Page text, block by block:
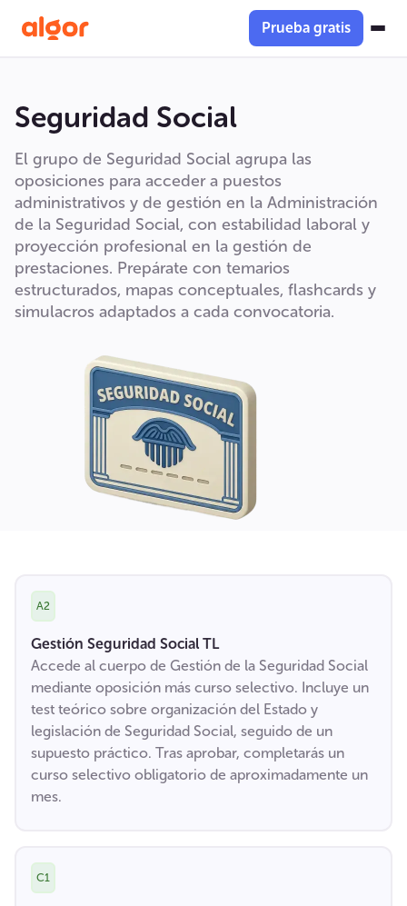
Prueba gratis
Seguridad Social
El grupo de Seguridad Social agrupa las
oposiciones para acceder a puestos
administrativos y de gestión en la Administración
de la Seguridad Social, con estabilidad laboral y
proyección profesional en la gestión de
prestaciones. Prepárate con temarios
estructurados, mapas conceptuales, flashcards y
simulacros adaptados a cada convocatoria.
A2
Gestión Seguridad Social TL
Accede al cuerpo de Gestión de la Seguridad Social
mediante oposición más curso selectivo. Incluye un
test teórico sobre organización del Estado y
legislación de Seguridad Social, seguido de un
supuesto práctico. Tras aprobar, completarás un
curso selectivo obligatorio de aproximadamente un
mes.
C1